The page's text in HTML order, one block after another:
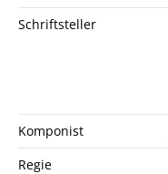
Schriftsteller
Komponist
Regie